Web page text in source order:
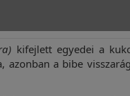
kifejlett egyedei a
a bibe